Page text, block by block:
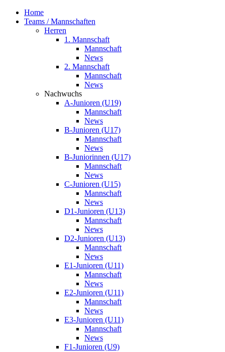
Home
Teams / Mannschaften
Herren
1. Mannschaft
Mannschaft
News
2. Mannschaft
Mannschaft
News
Nachwuchs
A-Junioren (U19)
Mannschaft
News
B-Junioren (U17)
Mannschaft
News
B-Juniorinnen (U17)
Mannschaft
News
C-Junioren (U15)
Mannschaft
News
D1-Junioren (U13)
Mannschaft
News
D2-Junioren (U13)
Mannschaft
News
E1-Junioren (U11)
Mannschaft
News
E2-Junioren (U11)
Mannschaft
News
E3-Junioren (U11)
Mannschaft
News
F1-Junioren (U9)